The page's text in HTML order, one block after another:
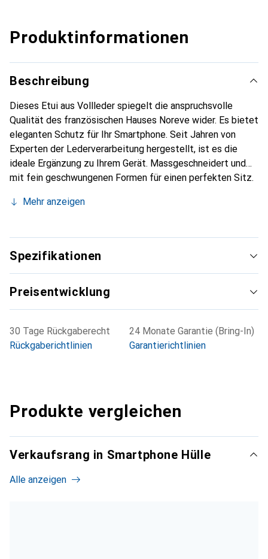
Produktinformationen
Beschreibung
Dieses Etui aus Vollleder spiegelt die anspruchsvolle
Qualität des französischen Hauses Noreve wider. Es bietet
eleganten Schutz für Ihr Smartphone. Seit Jahren von
Experten der Lederverarbeitung hergestellt, ist es die
ideale Ergänzung zu Ihrem Gerät. Massgeschneidert und
mit fein geschwungenen Formen für einen perfekten Sitz.
Smartphone. Die Marke Noreve ist international für ihre
für den anspruchsvollen Kunden.
Mehr anzeigen
Spezifikationen
Preisentwicklung
30 Tage Rückgaberecht
Rückgaberichtlinien
24 Monate Garantie (Bring-In)
Garantierichtlinien
Produkte vergleichen
Verkaufsrang in Smartphone Hülle
Alle anzeigen